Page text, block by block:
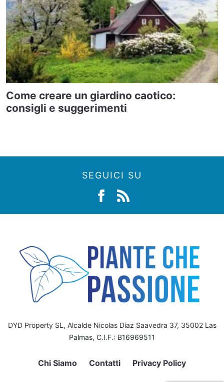
Come creare un giardino caotico:
consigli e suggerimenti
SEGUICI SU
DYD Property SL, Alcalde Nicolas Diaz Saavedra 37, 35002 Las
Palmas, C.I.F.: B16969511
Chi Siamo Contatti Privacy Policy